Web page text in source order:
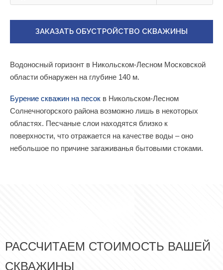
ЗАКАЗАТЬ ОБУСТРОЙСТВО СКВАЖИНЫ
Водоносный горизонт в Никольском-Лесном Московской
области обнаружен на глубине 140 м.
Бурение скважин на песок в Никольском-Лесном
Солнечногорского района возможно лишь в некоторых
областях. Песчаные слои находятся близко к
поверхности, что отражается на качестве воды – оно
небольшое по причине загаживанья бытовыми стоками.
РАССЧИТАЕМ СТОИМОСТЬ ВАШЕЙ
СКВАЖИНЫ